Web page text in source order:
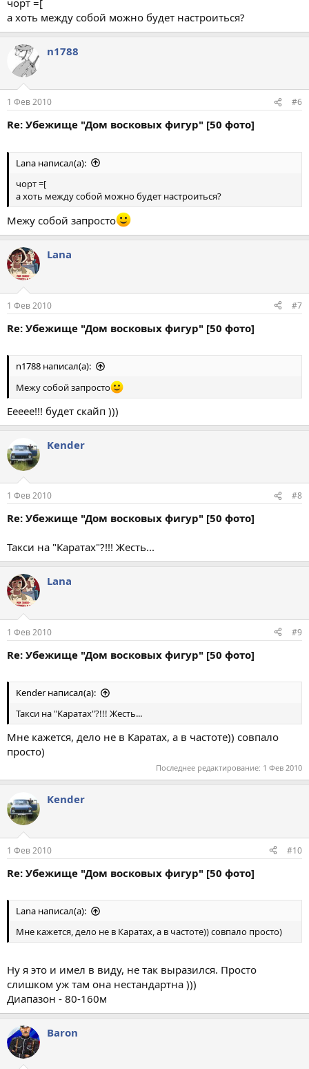
а хоть между собой можно будет настроиться?
n1788
1 Фев 2010 #6
Re: Убежище "Дом восковых фигур" [50 фото]
Lana написал(а):
чорт =[
а хоть между собой можно будет настроиться?
Межу собой запросто
Lana
1 Фев 2010 #7
Re: Убежище "Дом восковых фигур" [50 фото]
n1788 написал(а):
Межу собой запросто
Еееее!!! будет скайп )))
Kender
1 Фев 2010 #8
Re: Убежище "Дом восковых фигур" [50 фото]
Такси на "Каратах"?!!! Жесть...
Lana
1 Фев 2010 #9
Re: Убежище "Дом восковых фигур" [50 фото]
Kender написал(а):
Такси на "Каратах"?!!! Жесть...
Мне кажется, дело не в Каратах, а в частоте)) совпало
просто)
Последнее редактирование: 1 Фев 2010
Kender
1 Фев 2010 #10
Re: Убежище "Дом восковых фигур" [50 фото]
Lana написал(а):
Мне кажется, дело не в Каратах, а в частоте)) совпало просто)
Ну я это и имел в виду, не так выразился. Просто
слишком уж там она нестандартна )))
Диапазон - 80-160м
Baron